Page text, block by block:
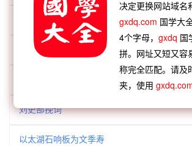
题申之寄示春郊画轴
千佛阁
刘吏部挽词
以太湖石响板为文季寿
决定更换网站域名
gxdq.com 国学大
4个字母，gxdq 国
拼。网址又短又容
称完全匹配。请及
夹，使用